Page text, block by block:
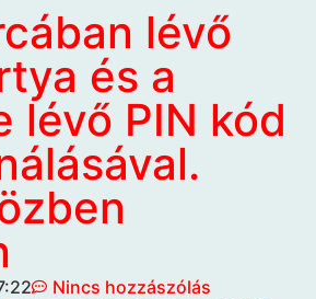
lévő
és a
lévő PIN kód
Nincs hozzászólás